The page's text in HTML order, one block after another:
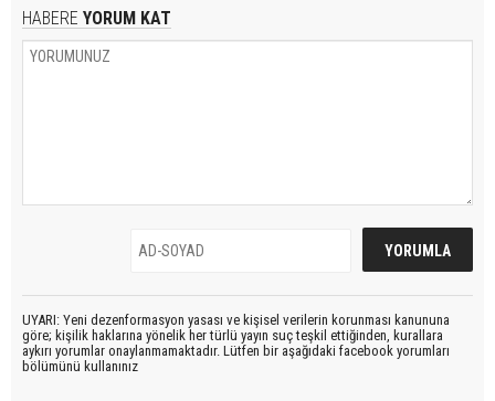
HABERE YORUM KAT
UYARI: Yeni dezenformasyon yasası ve kişisel verilerin korunması kanununa
göre; kişilik haklarına yönelik her türlü yayın suç teşkil ettiğinden, kurallara
aykırı yorumlar onaylanmamaktadır. Lütfen bir aşağıdaki facebook yorumları
bölümünü kullanınız